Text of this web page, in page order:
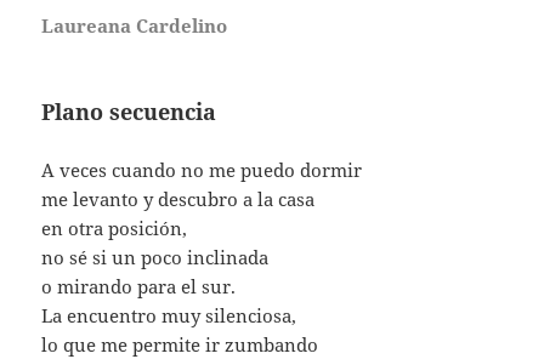
Laureana Cardelino
Plano secuencia
A veces cuando no me puedo dormir
me levanto y descubro a la casa
en otra posición,
no sé si un poco inclinada
o mirando para el sur.
La encuentro muy silenciosa,
lo que me permite ir zumbando